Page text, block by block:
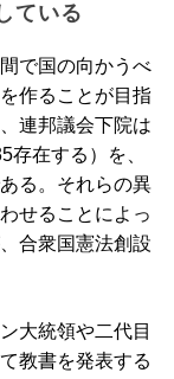
ている
で国の向かうべ
作ることが目指
連邦議会下院は
在する）を、
る。それらの異
せることによっ
合衆国憲法創設
大統領や二代目
教書を発表する